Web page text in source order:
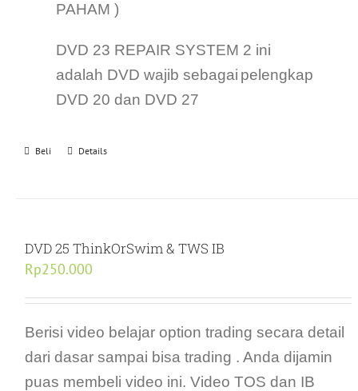
PAHAM )
DVD 23 REPAIR SYSTEM 2 ini
adalah DVD wajib sebagai pelengkap
DVD 20 dan DVD 27
Beli Details
DVD 25 ThinkOrSwim & TWS IB
Rp250.000
Berisi video belajar option trading secara detail
dari dasar sampai bisa trading . Anda dijamin
puas membeli video ini. Video TOS dan IB